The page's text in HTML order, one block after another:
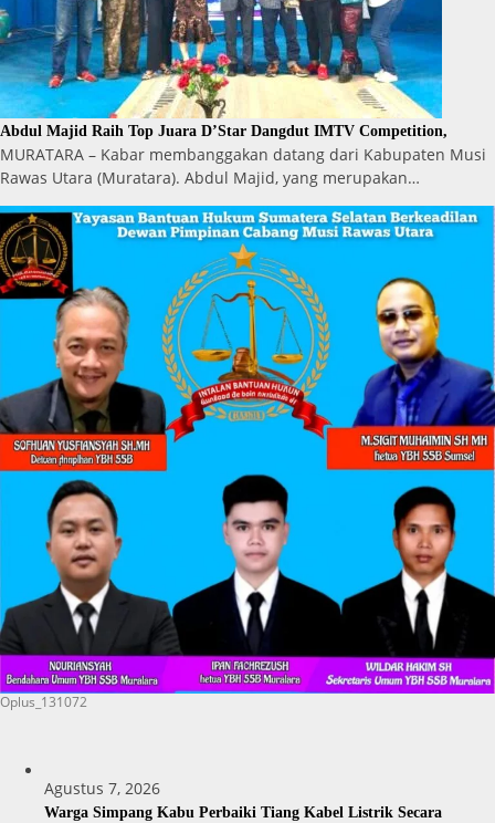
Abdul Majid Raih Top Juara D’Star Dangdut IMTV Competition,
MURATARA – Kabar membanggakan datang dari Kabupaten Musi
Rawas Utara (Muratara). Abdul Majid, yang merupakan…
Oplus_131072
Agustus 7, 2026
Warga Simpang Kabu Perbaiki Tiang Kabel Listrik Secara